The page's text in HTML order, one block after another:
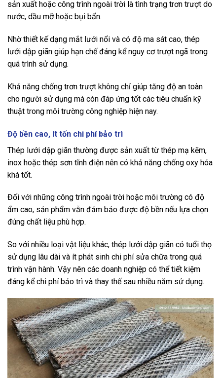
sản xuất hoặc công trình ngoài trời là tình trạng trơn trượt do
nước, dầu mỡ hoặc bụi bẩn.
Nhờ thiết kế dạng mắt lưới nổi và có độ ma sát cao, thép
lưới dập giãn giúp hạn chế đáng kể nguy cơ trượt ngã trong
quá trình sử dụng.
Khả năng chống trơn trượt không chỉ giúp tăng độ an toàn
cho người sử dụng mà còn đáp ứng tốt các tiêu chuẩn kỹ
thuật trong môi trường công nghiệp hiện nay.
Độ bền cao, ít tốn chi phí bảo trì
Thép lưới dập giãn thường được sản xuất từ thép mạ kẽm,
inox hoặc thép sơn tĩnh điện nên có khả năng chống oxy hóa
khá tốt.
Đối với những công trình ngoài trời hoặc môi trường có độ
ẩm cao, sản phẩm vẫn đảm bảo được độ bền nếu lựa chọn
đúng chất liệu phù hợp.
So với nhiều loại vật liệu khác, thép lưới dập giãn có tuổi thọ
sử dụng lâu dài và ít phát sinh chi phí sửa chữa trong quá
trình vận hành. Vậy nên các doanh nghiệp có thể tiết kiệm
đáng kể chi phí bảo trì và thay thế sau nhiều năm sử dụng.